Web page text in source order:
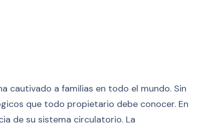
cautivado a familias en todo el mundo. Sin
que todo propietario debe conocer. En
de su sistema circulatorio. La